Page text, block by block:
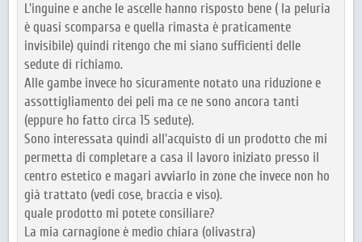
L'inguine e anche le ascelle hanno risposto bene ( la peluria
è quasi scomparsa e quella rimasta è praticamente
invisibile) quindi ritengo che mi siano sufficienti delle
sedute di richiamo.
Alle gambe invece ho sicuramente notato una riduzione e
assottigliamento dei peli ma ce ne sono ancora tanti
(eppure ho fatto circa 15 sedute).
Sono interessata quindi all'acquisto di un prodotto che mi
permetta di completare a casa il lavoro iniziato presso il
centro estetico e magari avviarlo in zone che invece non ho
già trattato (vedi cose, braccia e viso).
quale prodotto mi potete consiliare?
La mia carnagione è medio chiara (olivastra)